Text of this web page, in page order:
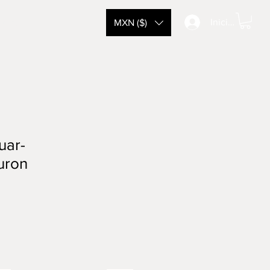
MXN ($)